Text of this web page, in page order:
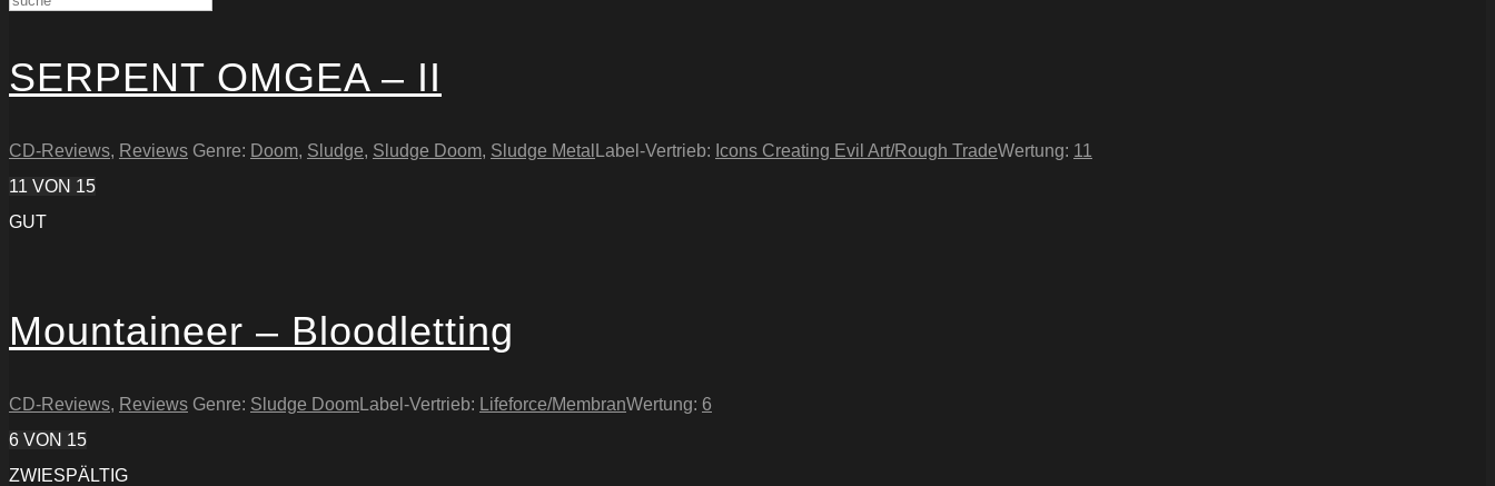
SERPENT OMGEA – II
CD-Reviews, Reviews Genre: Doom, Sludge, Sludge Doom, Sludge Metal Label-Vertrieb: Icons Creating Evil Art/Rough TradeWertung: 11
11 VON 15
GUT
Mountaineer – Bloodletting
CD-Reviews, Reviews Genre: Sludge DoomLabel-Vertrieb: Lifeforce/MembranWertung: 6
6 VON 15
ZWIESPÄLTIG